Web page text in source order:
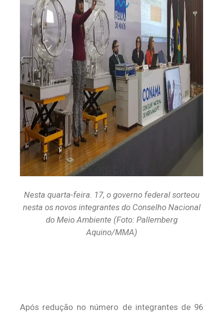
Nesta quarta-feira. 17, o governo federal sorteou
nesta os novos integrantes do Conselho Nacional
do Meio Ambiente (Foto: Pallemberg
Aquino/MMA)
Após redução no número de integrantes de 96